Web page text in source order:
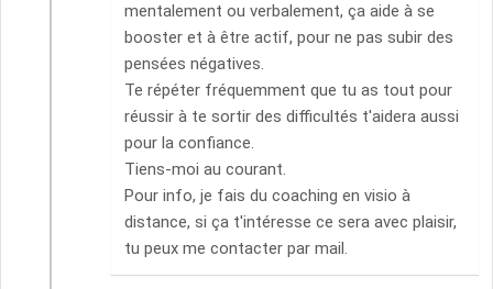
mentalement ou verbalement, ça aide à se
booster et à être actif, pour ne pas subir des
pensées négatives.
Te répéter fréquemment que tu as tout pour
réussir à te sortir des difficultés t'aidera aussi
pour la confiance.
Tiens-moi au courant.
Pour info, je fais du coaching en visio à
distance, si ça t'intéresse ce sera avec plaisir,
tu peux me contacter par mail.